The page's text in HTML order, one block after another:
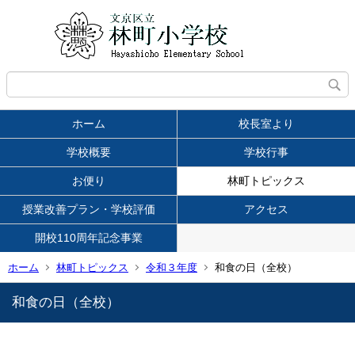
ホーム 校長室より
学校概要 学校行事
お便り 林町トピックス
授業改善プラン・学校評価 アクセス
開校110周年記念事業
ホーム 林町トピックス 令和３年度 和食の日（全校）
和食の日（全校）